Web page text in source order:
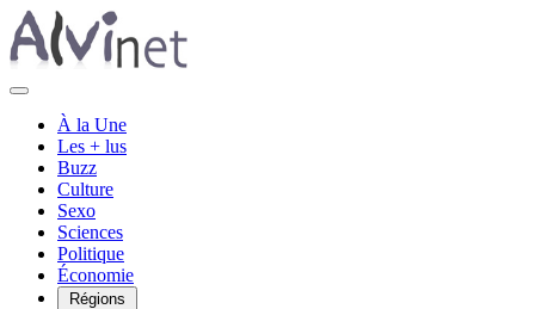
À la Une
Les + lus
Buzz
Culture
Sexo
Sciences
Politique
Économie
Régions